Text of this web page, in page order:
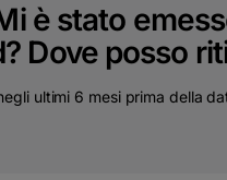
è stato
Dove posso
ultimi 6 mesi prima della